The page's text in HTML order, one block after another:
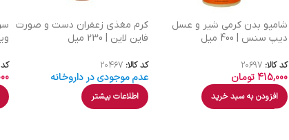
شامپو بدن کرمی شیر و عسل
دیپ سنس | 400 میل
کد کالا: 20697
415,000 تومان
افزودن به سبد خرید
کرم مغذی زعفران دست و صورت
فاین لاین | 230 میل
کد کالا: 20467
عدم موجودی در داروخانه
اطلاعات بیشتر
کد